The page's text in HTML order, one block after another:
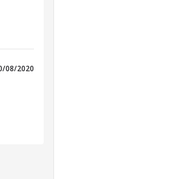
08/2020